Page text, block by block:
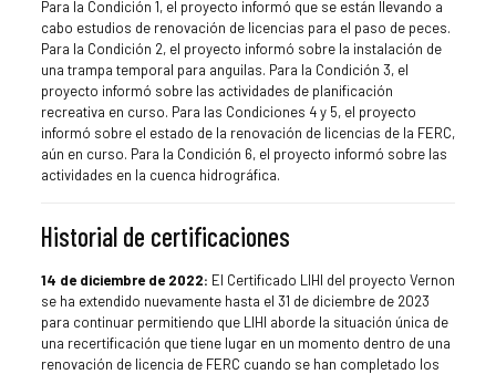
Para la Condición 1, el proyecto informó que se están llevando a
cabo estudios de renovación de licencias para el paso de peces.
Para la Condición 2, el proyecto informó sobre la instalación de
una trampa temporal para anguilas. Para la Condición 3, el
proyecto informó sobre las actividades de planificación
recreativa en curso. Para las Condiciones 4 y 5, el proyecto
informó sobre el estado de la renovación de licencias de la FERC,
aún en curso. Para la Condición 6, el proyecto informó sobre las
actividades en la cuenca hidrográfica.
Historial de certificaciones
14 de diciembre de 2022: El Certificado LIHI del proyecto Vernon
se ha extendido nuevamente hasta el 31 de diciembre de 2023
para continuar permitiendo que LIHI aborde la situación única de
una recertificación que tiene lugar en un momento dentro de una
renovación de licencia de FERC cuando se han completado los